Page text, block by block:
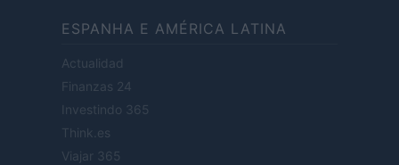
ESPANHA E AMÉRICA LATINA
Actualidad
Finanzas 24
Investindo 365
Think.es
Viajar 365